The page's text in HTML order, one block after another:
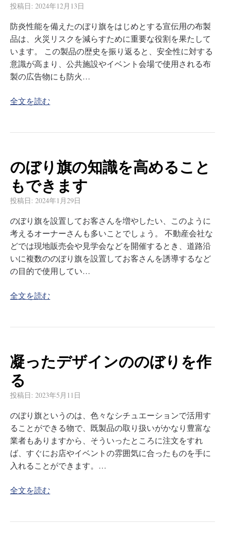
投稿日: 2024年12月13日
防炎性能を備えたのぼり旗をはじめとする宣伝用の布製
品は、火災リスクを減らすために重要な役割を果たして
います。 この製品の歴史を振り返ると、安全性に対する
意識が高まり、公共施設やイベント会場で使用される布
製の広告物にも防火…
全文を読む
のぼり旗の知識を高めること
もできます
投稿日: 2024年1月29日
のぼり旗を設置してお客さんを増やしたい、このように
考えるオーナーさんも多いことでしょう。 不動産会社な
どでは現地販売会や見学会などを開催するとき、道路沿
いに複数ののぼり旗を設置してお客さんを誘導するなど
の目的で使用してい…
全文を読む
凝ったデザインののぼりを作
る
投稿日: 2023年5月11日
のぼり旗というのは、色々なシチュエーションで活用す
ることができる物で、既製品の取り扱いがかなり豊富な
業者もありますから、そういったところに注文をすれ
ば、すぐにお店やイベントの雰囲気に合ったものを手に
入れることができます。…
全文を読む